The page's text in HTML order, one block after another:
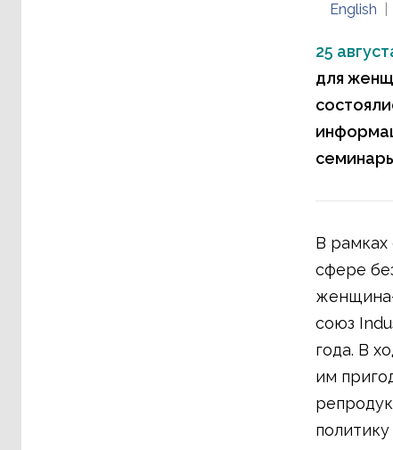
English
25
для
В рамках
сфере
союз
года. В
им